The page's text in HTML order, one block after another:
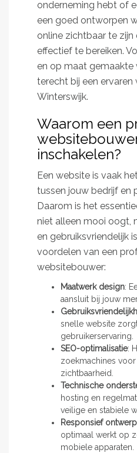
onderneming hebt of
een goed ontworpen
online zichtbaar te zijn
effectief te bereiken.
en op maat gemaakte
terecht bij een
Winterswijk.
Waarom een
inschakelen?
Een website is vaak
tussen jouw bedrijf en
Daarom is het
niet alleen mooi oogt,
en gebruiksvriendelijk
voordelen van een
websitebouwer:
Maatwerk design:
aansluit bij jouw
snelle website
gebruikerservaring.
SEO-optimalisatie:
zoekmachines
zichtbaarheid.
Technische
hosting en
veilige en stabiele
Responsief ontwerp
optimaal werkt op
mobiele apparaten.